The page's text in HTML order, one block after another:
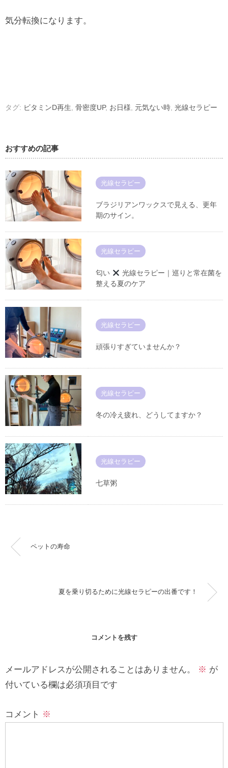
気分転換になります。
タグ: ビタミンD再生, 骨密度UP, お日様, 元気ない時, 光線セラピー
おすすめの記事
光線セラピー
ブラジリアンワックスで見える、更年
期のサイン。
光線セラピー
匂い
光線セラピー｜巡りと常在菌を
整える夏のケア
光線セラピー
頑張りすぎていませんか？
光線セラピー
冬の冷え疲れ、どうしてますか？
光線セラピー
七草粥
ペットの寿命
夏を乗り切るために光線セラピーの出番です！
コメントを残す
メールアドレスが公開されることはありません。 ※ が
付いている欄は必須項目です
コメント ※